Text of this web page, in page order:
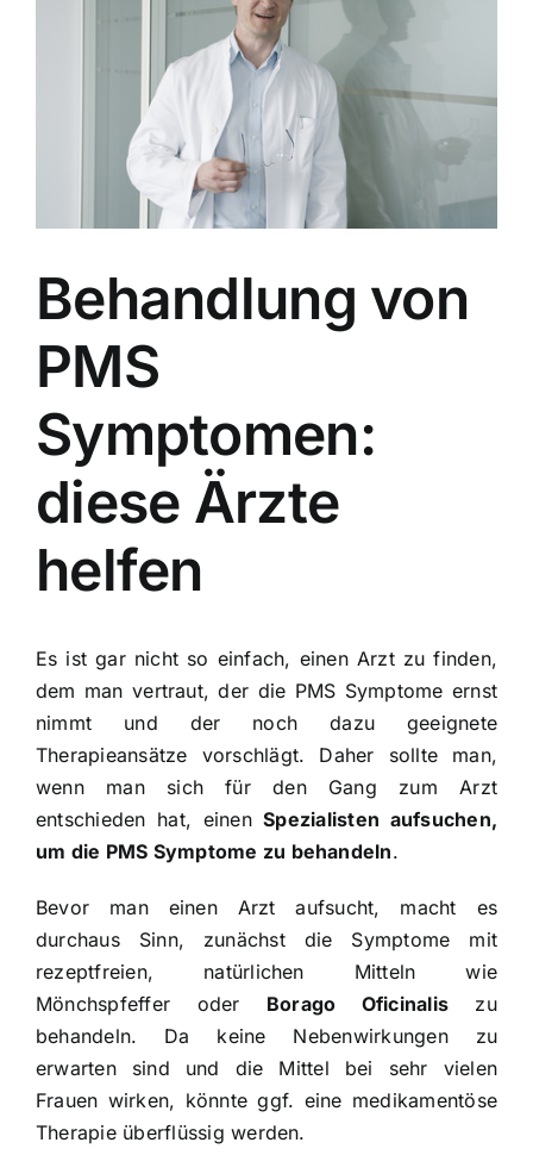
Behandlung von
PMS
Symptomen:
diese Ärzte
helfen
Es ist gar nicht so einfach, einen Arzt zu finden,
dem man vertraut, der die PMS Symptome ernst
nimmt und der noch dazu geeignete
Therapieansätze vorschlägt. Daher sollte man,
wenn man sich für den Gang zum Arzt
entschieden hat, einenSpezialisten aufsuchen,
um die PMS Symptome zu behandeln.
Bevor man einen Arzt aufsucht, macht es
durchaus Sinn, zunächst die Symptome mit
rezeptfreien, natürlichen Mitteln wie
Mönchspfeffer oder Borago Oficinalis zu
behandeln. Da keine Nebenwirkungen zu
erwarten sind und die Mittel bei sehr vielen
Frauen wirken, könnte ggf. eine medikamentöse
Therapie überflüssig werden.